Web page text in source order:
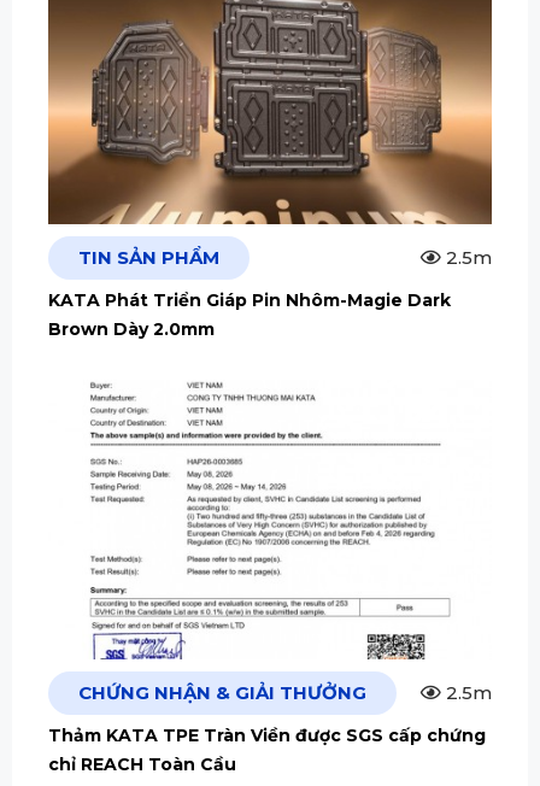
TIN SẢN PHẨM 2.5m
KATA Phát Triển Giáp Pin Nhôm-Magie Dark
Brown Dày 2.0mm
CHỨNG NHẬN & GIẢI THƯỞNG 2.5m
Thảm KATA TPE Tràn Viền được SGS cấp chứng
chỉ REACH Toàn Cầu